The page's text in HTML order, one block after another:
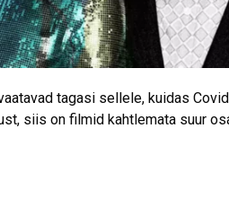
tagasi sellele, kuidas
siis on filmid kahtlemata suur